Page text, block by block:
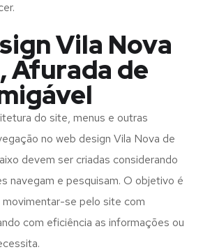
Vila Nova
Afurada de
do site, menus e outras
no web design Vila Nova de
devem ser criadas considerando
navegam e pesquisam. O objetivo é
movimentar-se pelo site com
com eficiência as informações ou